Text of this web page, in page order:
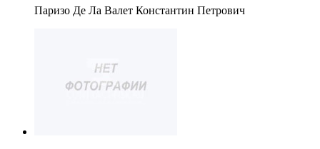
Паризо Де Ла Валет Константин Петрович